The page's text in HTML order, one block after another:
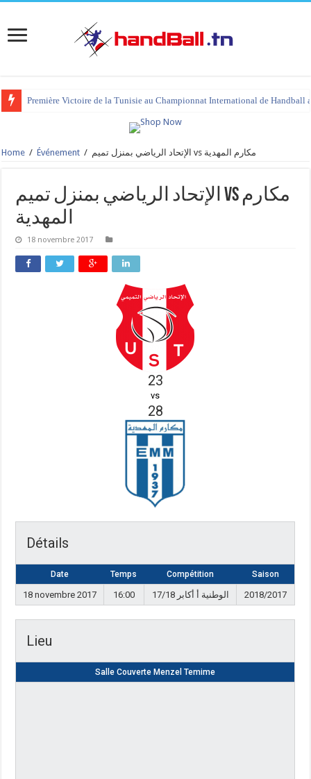
Première Victoire de la Tunisie au Championnat International de Handball
Home / Événement / الإتحاد الرياضي بمنزل تميم vs مكارم المهدية
الإتحاد الرياضي بمنزل تميم vs مكارم
المهدية
18 novembre 2017
23
vs
28
Détails
Date Temps Compétition Saison
18 novembre 2017 16:00 الوطنية أ أكابر 17/18 2018/2017
Lieu
Salle Couverte Menzel Temime